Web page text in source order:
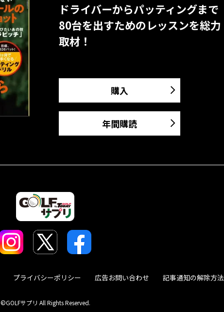
ドライバーからパッティングまで
80台を出すためのレッスンを総力
取材！
購入
年間購読
プライバシーポリシー 広告お問い合わせ 記事通知の解除方法
©GOLFサプリ All Rights Reserved.